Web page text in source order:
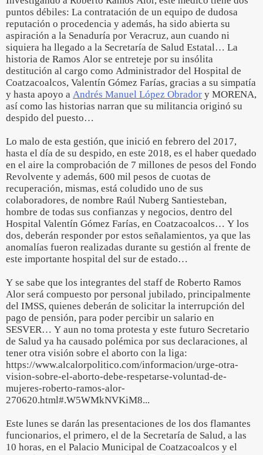
puntos débiles: La contratación de un equipo de dudosa
reputación o procedencia y además, ha sido abierta su
aspiración a la Senaduría por Veracruz, aun cuando ni
siquiera ha llegado a la Secretaría de Salud Estatal… La
historia de Ramos Alor se entreteje por su insólita
destitución al cargo como Administrador del Hospital de
Coatzacoalcos, Valentín Gómez Farías, gracias a su simpatía
y hasta apoyo a Andrés Manuel López Obrador y MORENA,
así como las historias narran que su militancia originó su
despido del puesto…
Lo malo de esta gestión, que inició en febrero del 2017,
hasta el día de su despido, en este 2018, es el haber quedado
en el aire la comprobación de 7 millones de pesos del Fondo
Revolvente y además, 600 mil pesos de cuotas de
recuperación, mismas, está coludido uno de sus
colaboradores, de nombre Raúl Nuberg Santiesteban,
hombre de todas sus confianzas y negocios, dentro del
Hospital Valentín Gómez Farías, en Coatzacoalcos… Y los
dos, deberán responder por estos señalamientos, ya que las
anomalías fueron realizadas durante su gestión al frente de
este importante hospital del sur de estado…
Y se sabe que los integrantes del staff de Roberto Ramos
Alor será compuesto por personal jubilado, principalmente
del IMSS, quienes deberán de solicitar la interrupción del
pago de pensión, para poder percibir un salario en
SESVER… Y aun no toma protesta y este futuro Secretario
de Salud ya ha causado polémica por sus declaraciones, al
tener otra visión sobre el aborto con la liga:
https://www.alcalorpolitico.com/informacion/urge-otra-
vision-sobre-el-aborto-debe-respetarse-voluntad-de-
mujeres-roberto-ramos-alor-
270620.html#.W5WMkNVKiM8...
Este lunes se darán las presentaciones de los dos flamantes
funcionarios, el primero, el de la Secretaría de Salud, a las
10 horas, en el Palacio Municipal de Coatzacoalcos y el